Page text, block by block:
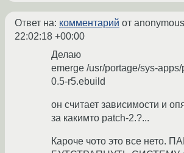
Ответ на: комментарий от anonymous
22:02:18 +00:00
Делаю
emerge /usr/portage/sys-
0.5-r5.ebuild
он считает зависимости и
за какимто patch-2.?...
Кароче чото это все нето.